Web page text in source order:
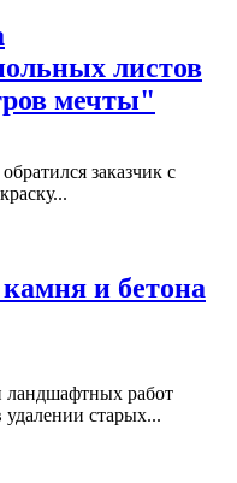
листов
мечты"
заказчик с
и бетона
ландшафтных работ
удалении старых...